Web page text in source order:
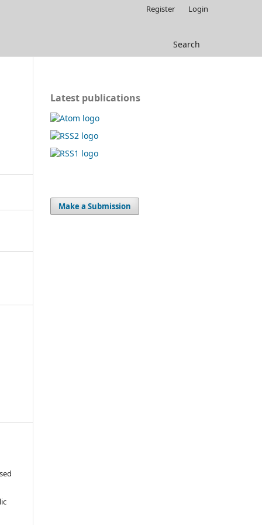
Search
Register Login
Latest publications
Make a Submission